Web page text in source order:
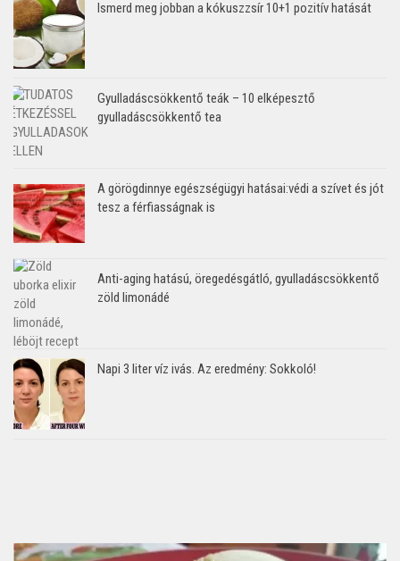
Ismerd meg jobban a kókuszzsír 10+1 pozitív hatását
Gyulladáscsökkentő teák – 10 elképesztő
gyulladáscsökkentő tea
A görögdinnye egészségügyi hatásai:védi a szívet és jót
tesz a férfiasságnak is
Anti-aging hatású, öregedésgátló, gyulladáscsökkentő
zöld limonádé
Napi 3 liter víz ivás. Az eredmény: Sokkoló!